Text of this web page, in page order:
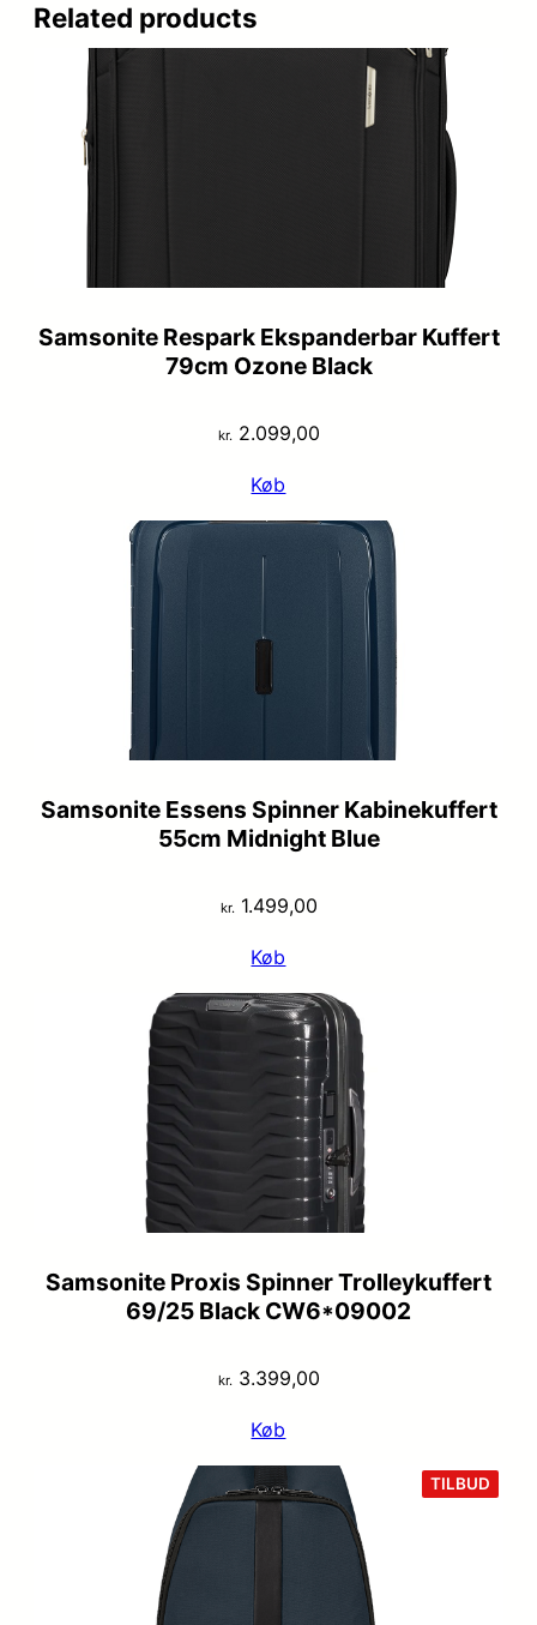
Related products
Samsonite Respark Ekspanderbar Kuffert
79cm Ozone Black
kr. 2.099,00
Køb
Samsonite Essens Spinner Kabinekuffert
55cm Midnight Blue
kr. 1.499,00
Køb
Samsonite Proxis Spinner Trolleykuffert
69/25 Black CW6*09002
kr. 3.399,00
Køb
TILBUD
PÅ